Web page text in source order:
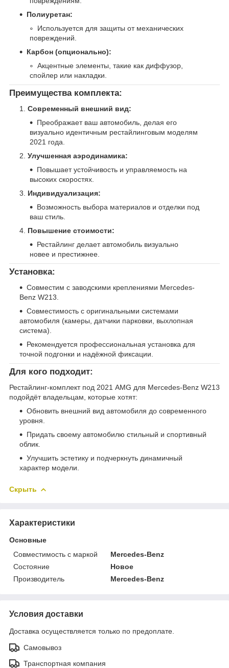
Полиуретан:
Используется для защиты от механических
повреждений.
Карбон (опционально):
Акцентные элементы, такие как диффузор,
спойлер или накладки.
Преимущества комплекта:
Современный внешний вид:
Преображает ваш автомобиль, делая его
визуально идентичным рестайлинговым моделям
2021 года.
Улучшенная аэродинамика:
Повышает устойчивость и управляемость на
высоких скоростях.
Индивидуализация:
Возможность выбора материалов и отделки под
ваш стиль.
Повышение стоимости:
Рестайлинг делает автомобиль визуально
новее и престижнее.
Установка:
Совместим с заводскими креплениями Mercedes-
Benz W213.
Совместимость с оригинальными системами
автомобиля (камеры, датчики парковки, выхлопная
система).
Рекомендуется профессиональная установка для
точной подгонки и надёжной фиксации.
Для кого подходит:
Рестайлинг-комплект под 2021 AMG для Mercedes-Benz W213
подойдёт владельцам, которые хотят:
Обновить внешний вид автомобиля до современного
уровня.
Придать своему автомобилю стильный и спортивный
облик.
Улучшить эстетику и подчеркнуть динамичный
характер модели.
Скрыть
Характеристики
Основные
Совместимость с маркой
Mercedes-Benz
Состояние
Новое
Производитель
Mercedes-Benz
Условия доставки
Доставка осуществляется только по предоплате.
Самовывоз
Транспортная компания